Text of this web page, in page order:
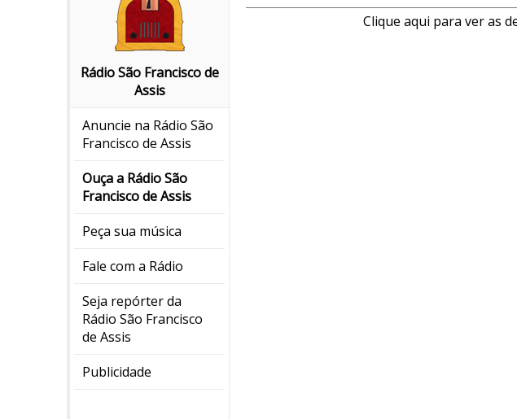
Rádio São Francisco de
Assis
Anuncie na Rádio São
Francisco de Assis
Ouça a Rádio São
Francisco de Assis
Peça sua música
Fale com a Rádio
Seja repórter da
Rádio São Francisco
de Assis
Publicidade
Clique aqui para ver as